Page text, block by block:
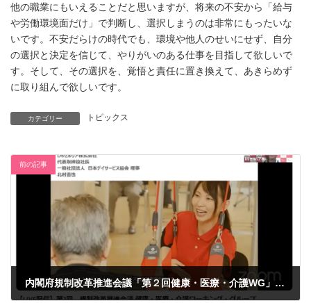
他の職業にもいえることだと思いますが、将来の不安から「給与
や労働環境面だけ」で判断し、選択しまうのは非常にもったいな
いです。不安だらけの時代でも、環境や他人のせいにせず、自分
の選択と決定を信じて、やりがいのある仕事を目指して欲しいで
す。そして、その選択を、覚悟と責任に置き換えて、あきらめず
に取り組んで欲しいです。
カテゴリー トピックス
前の記事
内閣府規制改革推進会議「第２回健康・医療・介護WG」にDSセルリア代表の北村が参加しました